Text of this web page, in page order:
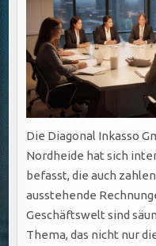
Die Diagonal Inkasso
Nordheide hat sich
befasst, die auch
ausstehende
Geschäftswelt sind
Thema, das nicht nur